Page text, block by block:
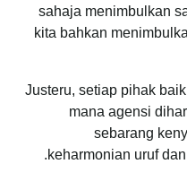
sahaja menimbulkan
kita bahkan
Justeru, setiap pihak
mana agensi
sebarang
keharmonian uruf